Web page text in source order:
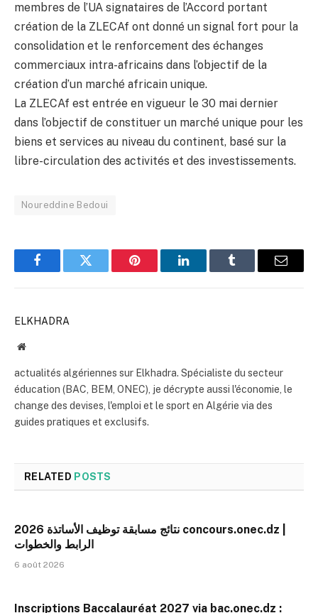
membres de l’UA signataires de l’Accord portant
création de la ZLECAf ont donné un signal fort pour la
consolidation et le renforcement des échanges
commerciaux intra-africains dans l’objectif de la
création d’un marché africain unique.
La ZLECAf est entrée en vigueur le 30 mai dernier
dans l’objectif de constituer un marché unique pour les
biens et services au niveau du continent, basé sur la
libre-circulation des activités et des investissements.
Noureddine Bedoui
FacebookTwitter Pinterest LinkedInTumblr Email
ELKHADRA
Website
actualités algériennes sur Elkhadra. Spécialiste du secteur
éducation (BAC, BEM, ONEC), je décrypte aussi l'économie, le
change des devises, l'emploi et le sport en Algérie via des
guides pratiques et exclusifs.
RELATED POSTS
نتائج مسابقة توظيف الأساتذة 2026 concours.onec.dz |
الرابط والخطوات
6 août 2026
Inscriptions Baccalauréat 2027 via bac.onec.dz :